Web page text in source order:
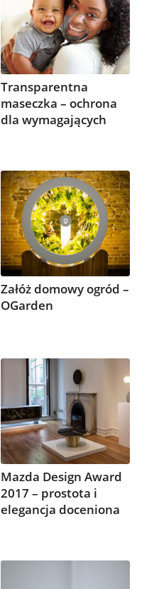
Transparentna
maseczka – ochrona
dla wymagających
Załóż domowy ogród –
OGarden
Mazda Design Award
2017 – prostota i
elegancja doceniona